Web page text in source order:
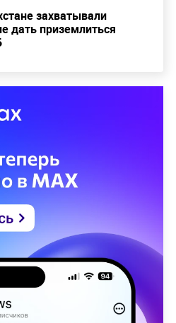
захватывали
дать приземлиться